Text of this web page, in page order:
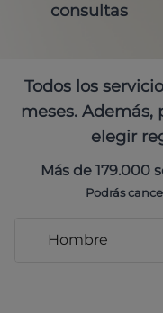
consultas
Todos los
meses.
elegir
Más de 179.000
Podrás
Hombre